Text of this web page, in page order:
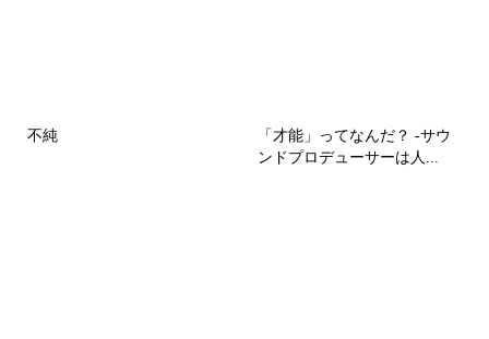
不純
「才能」ってなんだ？ -サウ
ンドプロデューサーは人...